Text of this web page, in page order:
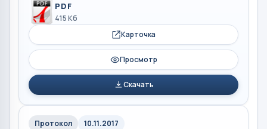
PDF
415 Кб
Карточка
Просмотр
Скачать
Протокол 10.11.2017